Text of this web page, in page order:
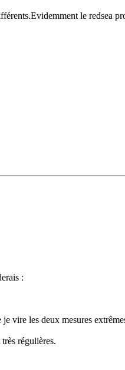
le redsea
:
vire les deux mesures
régulières.